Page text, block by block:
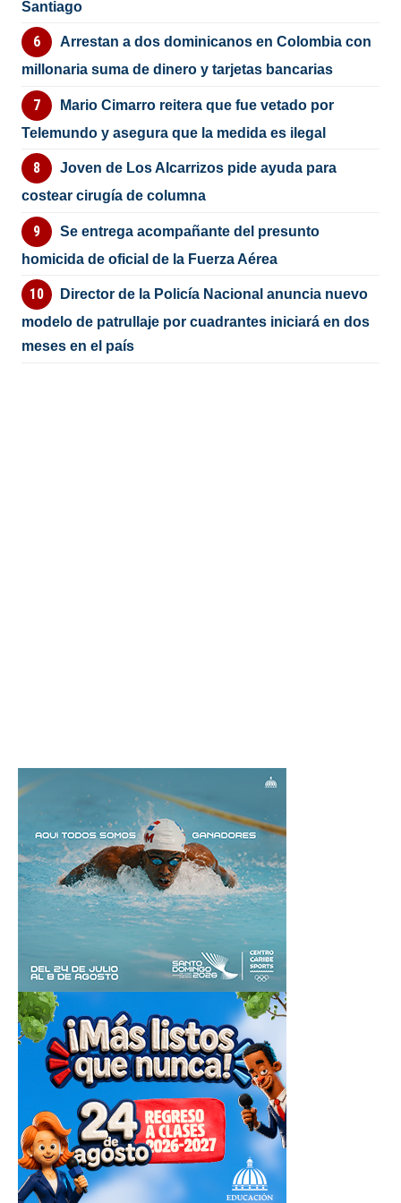
Santiago
Arrestan a dos dominicanos en Colombia con
millonaria suma de dinero y tarjetas bancarias
Mario Cimarro reitera que fue vetado por
Telemundo y asegura que la medida es ilegal
Joven de Los Alcarrizos pide ayuda para
costear cirugía de columna
Se entrega acompañante del presunto
homicida de oficial de la Fuerza Aérea
Director de la Policía Nacional anuncia nuevo
modelo de patrullaje por cuadrantes iniciará en dos
meses en el país